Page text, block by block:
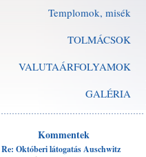
Templomok, misék
TOLMÁCSOK
VALUTAÁRFOLYAMOK
GALÉRIA
Kommentek
Re: Októberi látogatás Auschwitz